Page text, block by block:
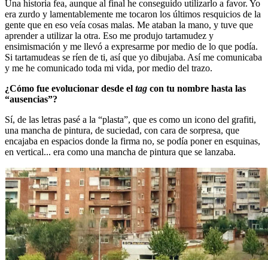
Una historia fea, aunque al final he conseguido utilizarlo a favor. Yo
era zurdo y lamentablemente me tocaron los últimos resquicios de la
gente que en eso veía cosas malas. Me ataban la mano, y tuve que
aprender a utilizar la otra. Eso me produjo tartamudez y
ensimismación y me llevó a expresarme por medio de lo que podía.
Si tartamudeas se ríen de ti, así que yo dibujaba. Así me comunicaba
y me he comunicado toda mi vida, por medio del trazo.
¿Cómo fue evolucionar desde el tag con tu nombre hasta las
“ausencias”?
Sí, de las letras pasé a la “plasta”, que es como un icono del grafiti,
una mancha de pintura, de suciedad, con cara de sorpresa, que
encajaba en espacios donde la firma no, se podía poner en esquinas,
en vertical... era como una mancha de pintura que se lanzaba.